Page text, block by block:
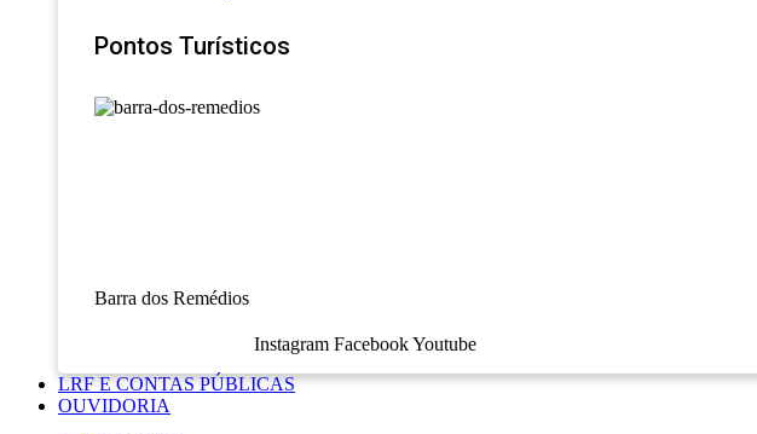
Pontos Turísticos
Barra dos Remédios
Instagram FacebookYoutube
LRF E CONTAS PÚBLICAS
OUVIDORIA